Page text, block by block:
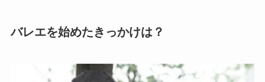
バレエを始めたきっかけは？